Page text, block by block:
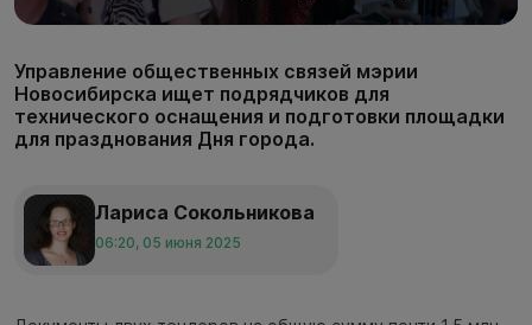
Управление общественных связей мэрии
Новосибирска ищет подрядчиков для
технического оснащения и подготовки площадки
для празднования Дня города.
Лариса Сокольникова
06:20, 05 июня 2025